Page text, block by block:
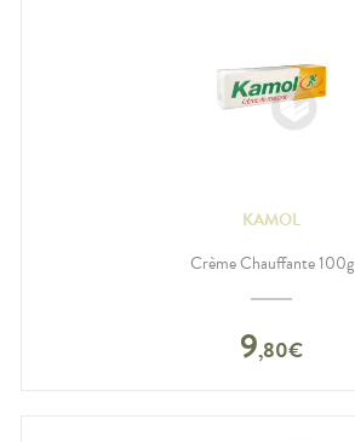
KAMOL
Crème Chauffante 100g
9,80€